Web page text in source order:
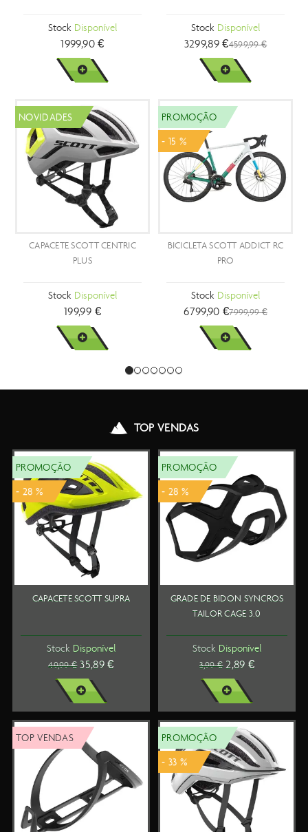
Stock Disponível
1999,90 €
VER MAIS
Stock Disponível
3299,89 €4599,99 €
VER MAIS
NOVIDADES
CAPACETE SCOTT CENTRIC
PLUS
Stock Disponível
199,99 €
VER MAIS
PROMOÇÃO
- 15 %
BICICLETA SCOTT ADDICT RC
PRO
Stock Disponível
6799,90 €7999,99 €
VER MAIS
TOP VENDAS
PROMOÇÃO
- 28 %
CAPACETE SCOTT SUPRA
Stock Disponível
49,99 € 35,89 €
VER MAIS
PROMOÇÃO
- 28 %
GRADE DE BIDON SYNCROS
TAILOR CAGE 3.0
Stock Disponível
3,99 € 2,89 €
VER MAIS
TOP VENDAS
PROMOÇÃO
- 33 %